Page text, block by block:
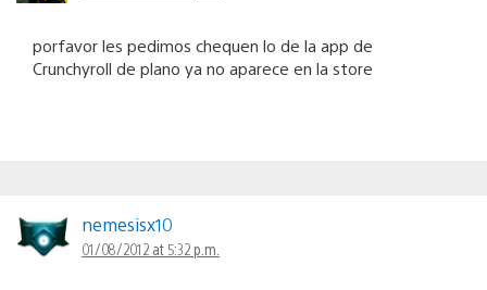
porfavor les pedimos chequen lo de la app de
Crunchyroll de plano ya no aparece en la store
nemesisx10
01/08/2012 at 5:32 p.m.